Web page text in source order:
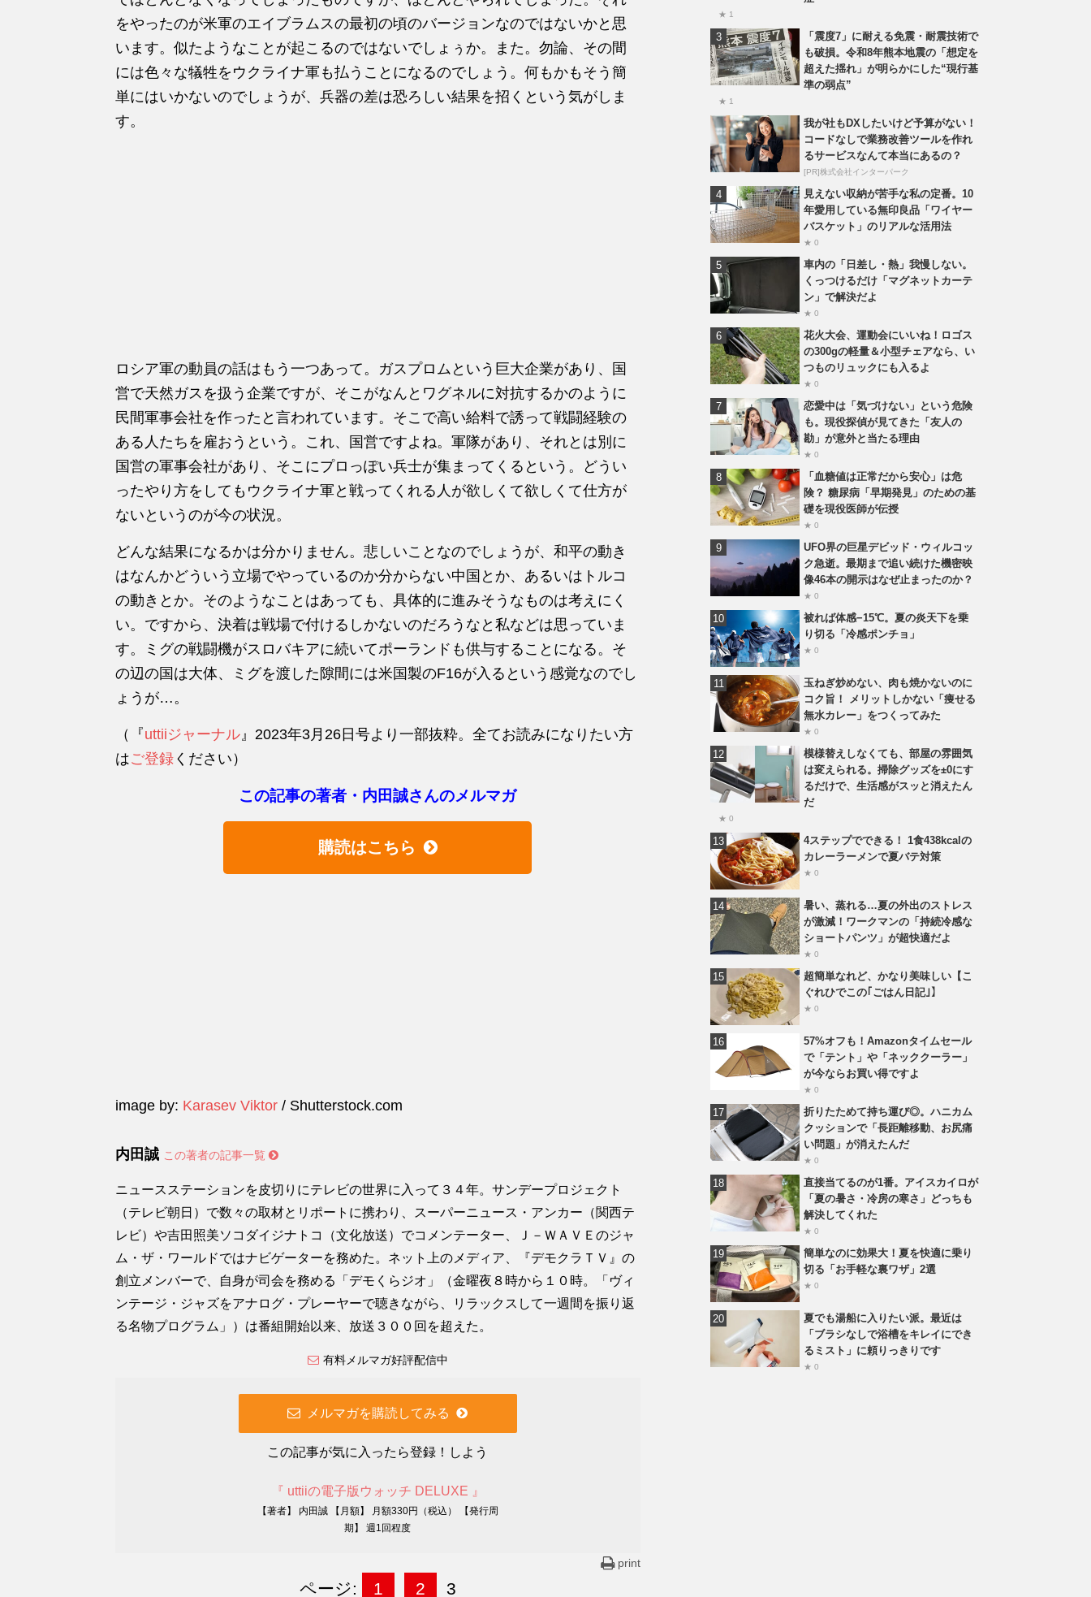
をやったのが米軍のエイブラムスの最初の頃のバージョンなのではないかと思
います。似たようなことが起こるのではないでしょぅか。また。勿論、その間
には色々な犠牲をウクライナ軍も払うことになるのでしょう。何もかもそう簡
単にはいかないのでしょうが、兵器の差は恐ろしい結果を招くという気がしま
す。
ロシア軍の動員の話はもう一つあって。ガスプロムという巨大企業があり、国
営で天然ガスを扱う企業ですが、そこがなんとワグネルに対抗するかのように
民間軍事会社を作ったと言われています。そこで高い給料で誘って戦闘経験の
ある人たちを雇おうという。これ、国営ですよね。軍隊があり、それとは別に
国営の軍事会社があり、そこにプロっぽい兵士が集まってくるという。どうい
ったやり方をしてもウクライナ軍と戦ってくれる人が欲しくて欲しくて仕方が
ないというのが今の状況。
どんな結果になるかは分かりません。悲しいことなのでしょうが、和平の動き
はなんかどういう立場でやっているのか分からない中国とか、あるいはトルコ
の動きとか。そのようなことはあっても、具体的に進みそうなものは考えにく
い。ですから、決着は戦場で付けるしかないのだろうなと私などは思っていま
す。ミグの戦闘機がスロバキアに続いてポーランドも供与することになる。そ
の辺の国は大体、ミグを渡した隙間には米国製のF16が入るという感覚なのでし
ょうが…。
（『uttiiジャーナル 』2023年3月26日号より一部抜粋。全てお読みになりたい方
はご登録 ください）
この記事の著者・内田誠さんのメルマガ
購読はこちら
image by: Karasev Viktor / Shutterstock.com
内田誠 この著者の記事一覧
ニュースステーションを皮切りにテレビの世界に入って３４年。サンデープロジェクト
（テレビ朝日）で数々の取材とリポートに携わり、スーパーニュース・アンカー（関西テ
レビ）や吉田照美ソコダイジナトコ（文化放送）でコメンテーター、Ｊ－ＷＡＶＥのジャ
ム・ザ・ワールドではナビゲーターを務めた。ネット上のメディア、『デモクラＴＶ』の
創立メンバーで、自身が司会を務める「デモくらジオ」（金曜夜８時から１０時。「ヴィ
ンテージ・ジャズをアナログ・プレーヤーで聴きながら、リラックスして一週間を振り返
る名物プログラム」）は番組開始以来、放送３００回を超えた。
有料メルマガ好評配信中
メルマガを購読してみる
この記事が気に入ったら登録！しよう
『 uttiiの電子版ウォッチ DELUXE 』
【著者】 内田誠 【月額】 月額330円（税込） 【発行周
期】 週1回程度
print
ページ: 1 2 3
★ 1
「震度7」に耐える免震・耐震技術で
も破損。令和8年熊本地震の「想定を
超えた揺れ」が明らかにした“現行基
準の弱点”
★ 1
我が社もDXしたいけど予算がない！
コードなしで業務改善ツールを作れ
るサービスなんて本当にあるの？
[PR]株式会社インターパーク
見えない収納が苦手な私の定番。10
年愛用している無印良品「ワイヤー
バスケット」のリアルな活用法
★ 0
車内の「日差し・熱」我慢しない。
くっつけるだけ「マグネットカーテ
ン」で解決だよ
★ 0
花火大会、運動会にいいね！ロゴス
の300gの軽量＆小型チェアなら、い
つものリュックにも入るよ
★ 0
恋愛中は「気づけない」という危険
も。現役探偵が見てきた「友人の
勘」が意外と当たる理由
★ 0
「血糖値は正常だから安心」は危
険？ 糖尿病「早期発見」のための基
礎を現役医師が伝授
★ 0
UFO界の巨星デビッド・ウィルコッ
ク急逝。最期まで追い続けた機密映
像46本の開示はなぜ止まったのか？
★ 0
被れば体感−15℃。夏の炎天下を乗
り切る「冷感ポンチョ」
★ 0
玉ねぎ炒めない、肉も焼かないのに
コク旨！ メリットしかない「痩せる
無水カレー」をつくってみた
★ 0
模様替えしなくても、部屋の雰囲気
は変えられる。掃除グッズを±0にす
るだけで、生活感がスッと消えたん
だ
★ 0
4ステップでできる！ 1食438kcalの
カレーラーメンで夏バテ対策
★ 0
暑い、蒸れる…夏の外出のストレス
が激減！ワークマンの「持続冷感な
ショートパンツ」が超快適だよ
★ 0
超簡単なれど、かなり美味しい【こ
ぐれひでこの｢ごはん日記｣】
★ 0
57%オフも！Amazonタイムセール
で「テント」や「ネッククーラー」
が今ならお買い得ですよ
★ 0
折りたためて持ち運び◎。ハニカム
クッションで「長距離移動、お尻痛
い問題」が消えたんだ
★ 0
直接当てるのが1番。アイスカイロが
「夏の暑さ・冷房の寒さ」どっちも
解決してくれた
★ 0
簡単なのに効果大！夏を快適に乗り
切る「お手軽な裏ワザ」2選
★ 0
夏でも湯船に入りたい派。最近は
「ブラシなしで浴槽をキレイにでき
るミスト」に頼りっきりです
★ 0